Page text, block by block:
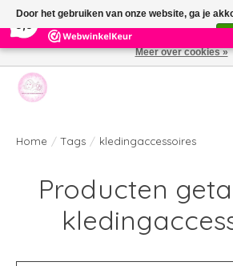
391 Reviews
Welkom bij de nieuwe webshop van Parfumerie
Home / Tags / kledingaccessoires
Producten
Door het gebruiken van onze website, ga je
cookies om onze website te verbeteren.
Meer over cookies »